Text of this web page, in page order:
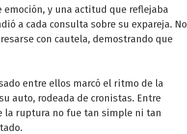
emoción, y una actitud que reflejaba
a cada consulta sobre su expareja. No
con cautela, demostrando que
entre ellos marcó el ritmo de la
auto, rodeada de cronistas. Entre
la ruptura no fue tan simple ni tan